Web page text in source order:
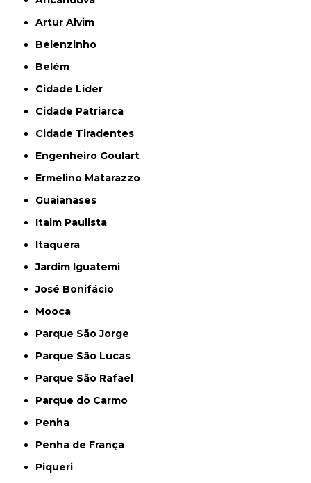
Artur Alvim
Belenzinho
Belém
Cidade Líder
Cidade Patriarca
Cidade Tiradentes
Engenheiro Goulart
Ermelino Matarazzo
Guaianases
Itaim Paulista
Itaquera
Jardim Iguatemi
José Bonifácio
Mooca
Parque São Jorge
Parque São Lucas
Parque São Rafael
Parque do Carmo
Penha
Penha de França
Piqueri